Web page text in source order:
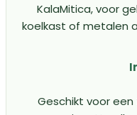
KalaMitica, voor
koelkast of metalen
Geschikt voor